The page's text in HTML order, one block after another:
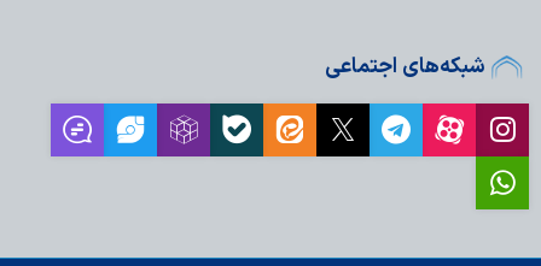
شبکه‌های اجتماعی